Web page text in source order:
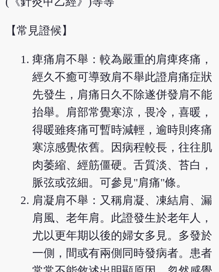
【常見證候】
痺痛肩不舉：較為嚴重的肩痺疼痛，
經久不癒可導致肩不舉此證肩痛症狀
先發生，肩痛日久不除遂併發肩不能
抬舉。肩部常覺寒涼，畏冷，喜暖，
得暖雖疼痛可暫時減輕，逾時則疼痛
寒涼感覺依舊。因病程較長，往往肌
肉萎縮、經筋僵硬。舌質淡、苔白，
脈弦或弦細。可參見"肩痛"條。
肩凝肩不舉：又稱肩凝、凍結肩、漏
肩風、老年肩。此證發生於老年人，
尤以更年期以後的婦女多見。多發於
一側，間或有兩側同時發病者。患者